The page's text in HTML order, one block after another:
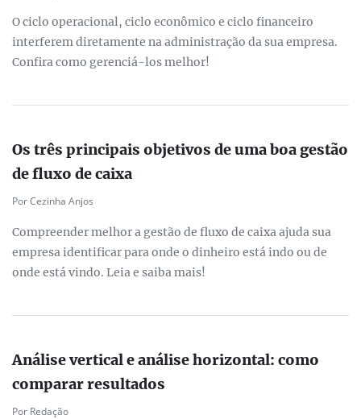
O ciclo operacional, ciclo econômico e ciclo financeiro
interferem diretamente na administração da sua empresa.
Confira como gerenciá-los melhor!
Os três principais objetivos de uma boa gestão
de fluxo de caixa
Por Cezinha Anjos
Compreender melhor a gestão de fluxo de caixa ajuda sua
empresa identificar para onde o dinheiro está indo ou de
onde está vindo. Leia e saiba mais!
Análise vertical e análise horizontal: como
comparar resultados
Por Redação